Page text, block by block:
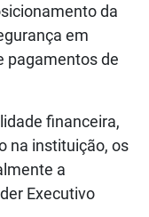
da
em
pagamentos de
financeira,
na instituição, os
a
Executivo